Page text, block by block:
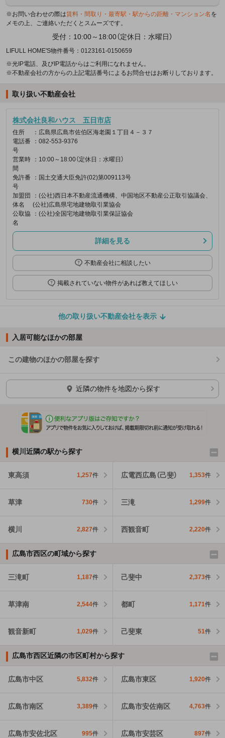
※お問い合わせの際は賃料・間取り・最寄駅・駅からの距離・マンション名 を
メモの上、ご連絡いただくとスムーズです。
受付：10:00～18:00（定休日：水曜日）
LIFULL HOME'S物件番号：0123161-0150659
※光IP電話、及びIP電話からはご利用になれません。
※不動産会社の方からの上記電話番号によるお問合せはお断りしております。
取り扱い不動産会社
株式会社良和ハウス 五日市店
住所
：広島県広島市佐伯区海老園１丁目４－３７
電話番
号
：082-553-9376
営業時
間
：10:00～18:00（定休日：水曜日）
免許番
号
：国土交通大臣免許(02)第009113号
加盟団
体名
：(公社)西日本不動産流通機構、中国地区不動産公正取引協議会、
(公社)広島県宅地建物取引業協会
公取協
名
：(公社)全国宅地建物取引業保証協会
詳細を見る
不動産会社に相談したい
掲載されていない物件があれば教えてほしい
他の取り扱い不動産会社を表示
入居可能なほかの部屋
この建物のほかの部屋を探す
ほかの部屋を検索中…
近隣の物件を地図から探す
横川近隣の駅から探す
東高須 1,257件 広電西広島（己斐） 1,353件
草津 730件 三滝 1,299件
横川 2,827件 西観音町 2,220件
広島市西区の町域から探す
三滝町 1,187件 己斐中 2,373件
草津南 2,544件 都町 1,171件
観音新町 1,029件 己斐東 51件
広島市西区近隣の市区町村から探す
広島市中区 5,832件 広島市東区 1,920件
広島市南区 3,389件 広島市安佐南区 4,763件
広島市安佐北区 995件 広島市安芸区 897件